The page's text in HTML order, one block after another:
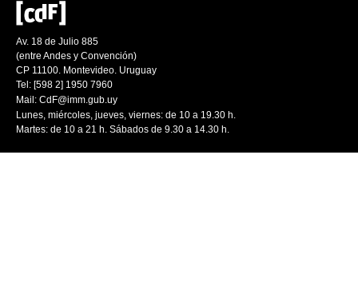
Av. 18 de Julio 885
(entre Andes y Convención)
CP 11100. Montevideo. Uruguay
Tel: [598 2] 1950 7960
Mail: CdF@imm.gub.uy
Lunes, miércoles, jueves, viernes: de 10 a 19.30 h.
Martes: de 10 a 21 h. Sábados de 9.30 a 14.30 h.